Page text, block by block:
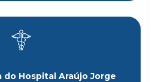
Hospital Araújo Jorge